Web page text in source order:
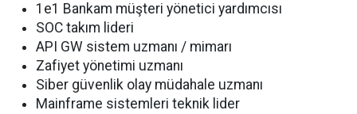
1e1 Bankam müşteri yönetici yardımcısı
SOC takım lideri
API GW sistem uzmanı / mimarı
Zafiyet yönetimi uzmanı
Siber güvenlik olay müdahale uzmanı
Mainframe sistemleri teknik lider